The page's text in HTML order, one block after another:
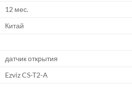
12 мес.
Китай
датчик открытия
Ezviz CS-T2-A